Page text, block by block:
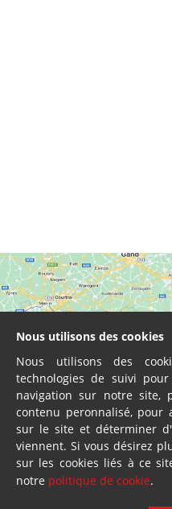
Nous utilisons des cookies
Nous utilisons des
technologies de suivi
navigation sur notre site,
contenu peronnalisé, pour
sur le site et déterminer
viennent. Si vous désirez
sur les cookies liés à ce
notre politique de cookie.